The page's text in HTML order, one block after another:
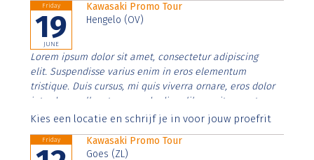
Friday
19
JUNE
Kawasaki Promo Tour
Hengelo (OV)
Lorem ipsum dolor sit amet, consectetur adipiscing
elit. Suspendisse varius enim in eros elementum
tristique. Duis cursus, mi quis viverra ornare, eros dolor
interdum nulla, ut commodo diam libero vitae erat.
Aenean faucibus nibh et justo cursus id rutrum lorem
Kies een locatie en schrijf je in voor jouw proefrit
Friday
Kawasaki Promo Tour
Goes (ZL)